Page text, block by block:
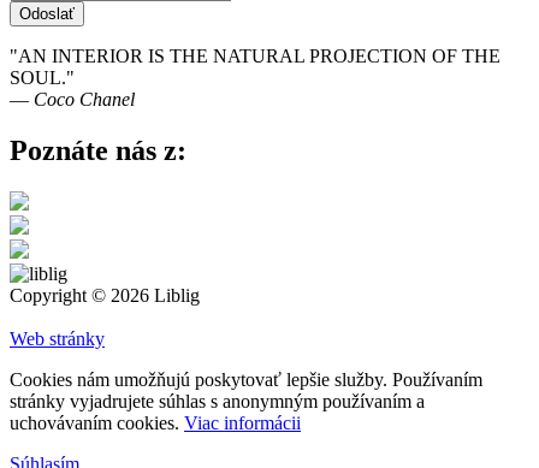
Odoslať
"AN INTERIOR IS THE NATURAL PROJECTION OF THE
SOUL."
― Coco Chanel
Poznáte nás z:
Copyright © 2026 Liblig
Web stránky
Cookies nám umožňujú poskytovať lepšie služby. Používaním
stránky vyjadrujete súhlas s anonymným používaním a
uchovávaním cookies. Viac informácii